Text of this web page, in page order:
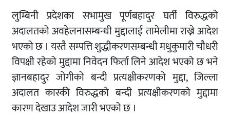
लुम्बिनी प्रदेशका सभामुख पूर्णबहादुर घर्ती विरुद्धको
अदालतको अवहेलनासम्बन्धी मुद्दालाई तामेलीमा राख्ने आदेश
भएको छ । यस्तै सम्पत्ति शुद्धीकरणसम्बन्धी मधुकुमारी चौधरी
विपक्षी रहेको मुद्दामा निवेदन फिर्ता लिने आदेश भएको छ भने
ज्ञानबहादुर जोगीको बन्दी प्रत्यक्षीकरणको मुद्दा, जिल्ला
अदालत कास्की विरुद्धको बन्दी प्रत्यक्षीकरणको मुद्दामा
कारण देखाउ आदेश जारी भएको छ ।